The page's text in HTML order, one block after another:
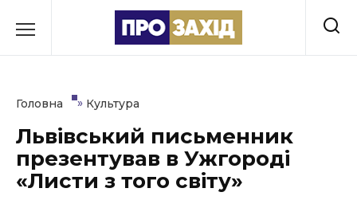
до
Культура
Освіта
Головна » Культура
Львівський письменник
презентував в Ужгороді
«Листи з того світу»